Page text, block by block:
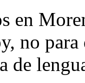
en
no
de